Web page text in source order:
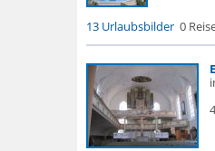
13 Urlaubsbilder 0